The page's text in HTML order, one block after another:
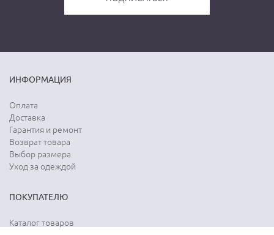
ИНФОРМАЦИЯ
Оплата
Доставка
Гарантия и ремонт
Возврат товара
Выбор размера
Уход за одеждой
ПОКУПАТЕЛЮ
Каталог товаров